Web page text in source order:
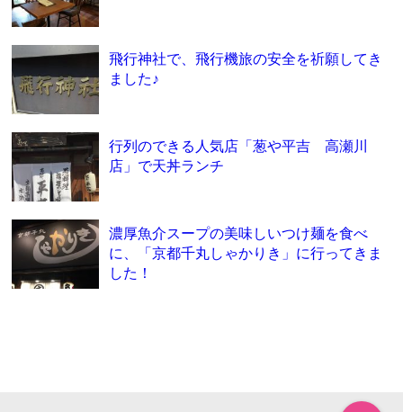
飛行神社で、飛行機旅の安全を祈願してき
ました♪
行列のできる人気店「葱や平吉 高瀬川
店」で天丼ランチ
濃厚魚介スープの美味しいつけ麺を食べ
に、「京都千丸しゃかりき」に行ってきま
した！